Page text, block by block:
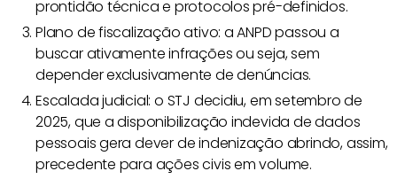
prontidão técnica e protocolos pré-definidos.
Plano de fiscalização ativo: a ANPD passou a
buscar ativamente infrações ou seja, sem
depender exclusivamente de denúncias.
Escalada judicial: o STJ decidiu, em setembro de
2025, que a disponibilização indevida de dados
pessoais gera dever de indenização abrindo, assim,
precedente para ações civis em volume.